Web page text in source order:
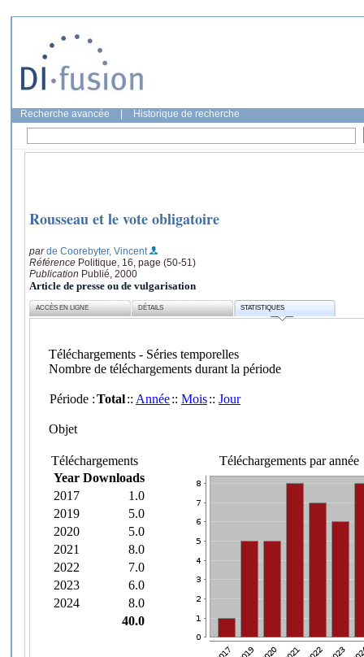
Recherche avancée Historique de recherche
Rousseau et le vote obligatoire
parde Coorebyter, Vincent
Référence Politique, 16, page (50-51)
Publication Publié, 2000
Article de presse ou de vulgarisation
ACCÈS EN LIGNE DÉTAILS STATISTIQUES